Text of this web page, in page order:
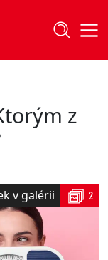
z
v galérii 2